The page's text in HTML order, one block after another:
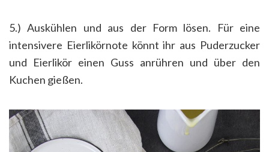
5.) Auskühlen und aus der Form lösen. Für eine
intensivere Eierlikörnote könnt ihr aus Puderzucker
und Eierlikör einen Guss anrühren und über den
Kuchen gießen.